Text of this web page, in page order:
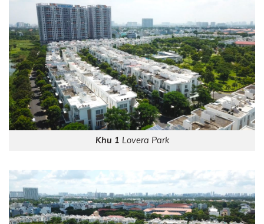
Khu 1 Lovera Park